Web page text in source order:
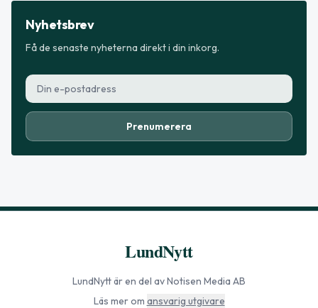
Nyhetsbrev
Få de senaste nyheterna direkt i din inkorg.
Prenumerera
LundNytt
LundNyttär en del av Notisen Media AB
Läs mer om ansvarig utgivare